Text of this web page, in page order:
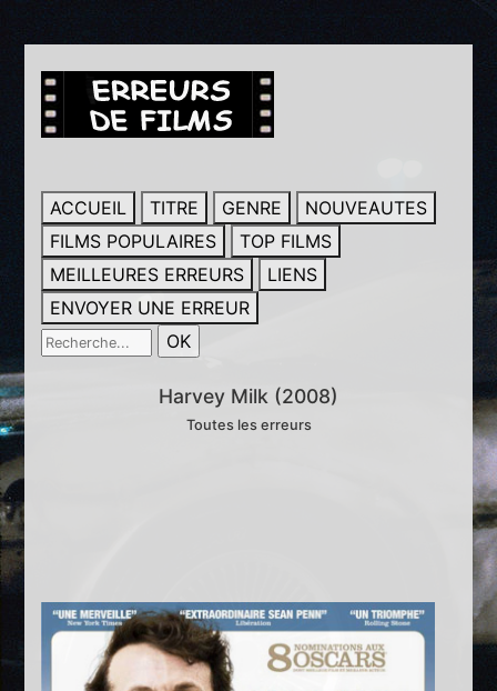
ACCUEIL TITRE GENRE
NOUVEAUTES
FILMS POPULAIRES
TOP FILMS
MEILLEURES ERREURS
LIENS
ENVOYER UNE ERREUR
Harvey Milk (2008)
Toutes les erreurs